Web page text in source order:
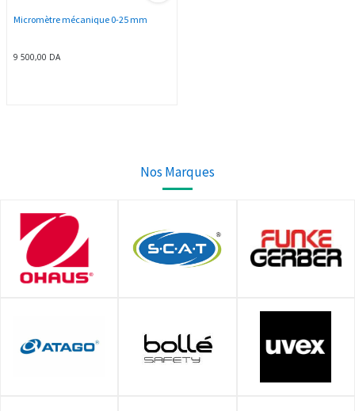
Micromètre mécanique 0-25 mm
9 500,00 DA
Nos Marques